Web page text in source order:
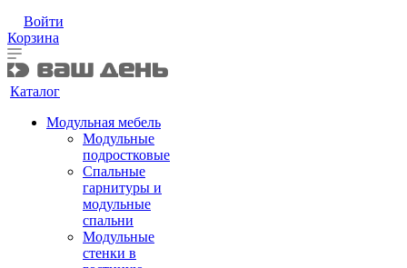
Войти
Корзина
Каталог
Модульная мебель
Модульные
подростковые
Спальные
гарнитуры и
модульные
спальни
Модульные
стенки в